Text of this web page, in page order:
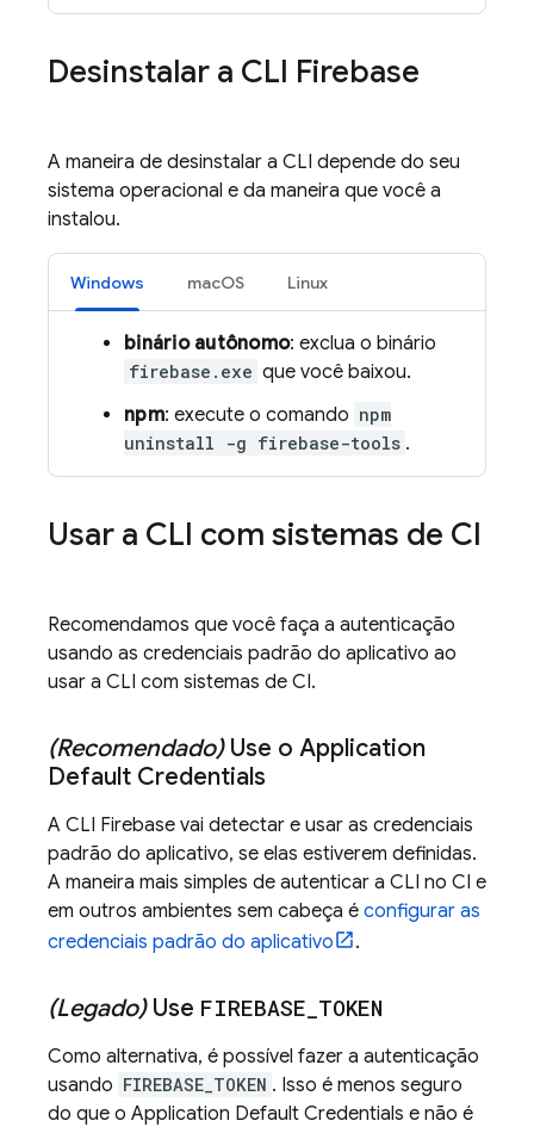
Desinstalar a CLI Firebase
A maneira de desinstalar a CLI depende do seu
sistema operacional e da maneira que você a
instalou.
Windows macOS Linux
binário autônomo: exclua o binário
firebase.exe que você baixou.
npm: execute o comando npm
uninstall -g firebase-tools .
Usar a CLI com sistemas de CI
Recomendamos que você faça a autenticação
usando as credenciais padrão do aplicativo ao
usar a CLI com sistemas de CI.
(Recomendado)Use o Application
Default Credentials
A CLI Firebase vai detectar e usar as credenciais
padrão do aplicativo, se elas estiverem definidas.
A maneira mais simples de autenticar a CLI no CI e
em outros ambientes sem cabeça é configurar as
credenciais padrão do aplicativo
.
(Legado)Use FIREBASE TOKEN
Como alternativa, é possível fazer a autenticação
usando FIREBASE_TOKEN . Isso é menos seguro
do que o Application Default Credentials e não é